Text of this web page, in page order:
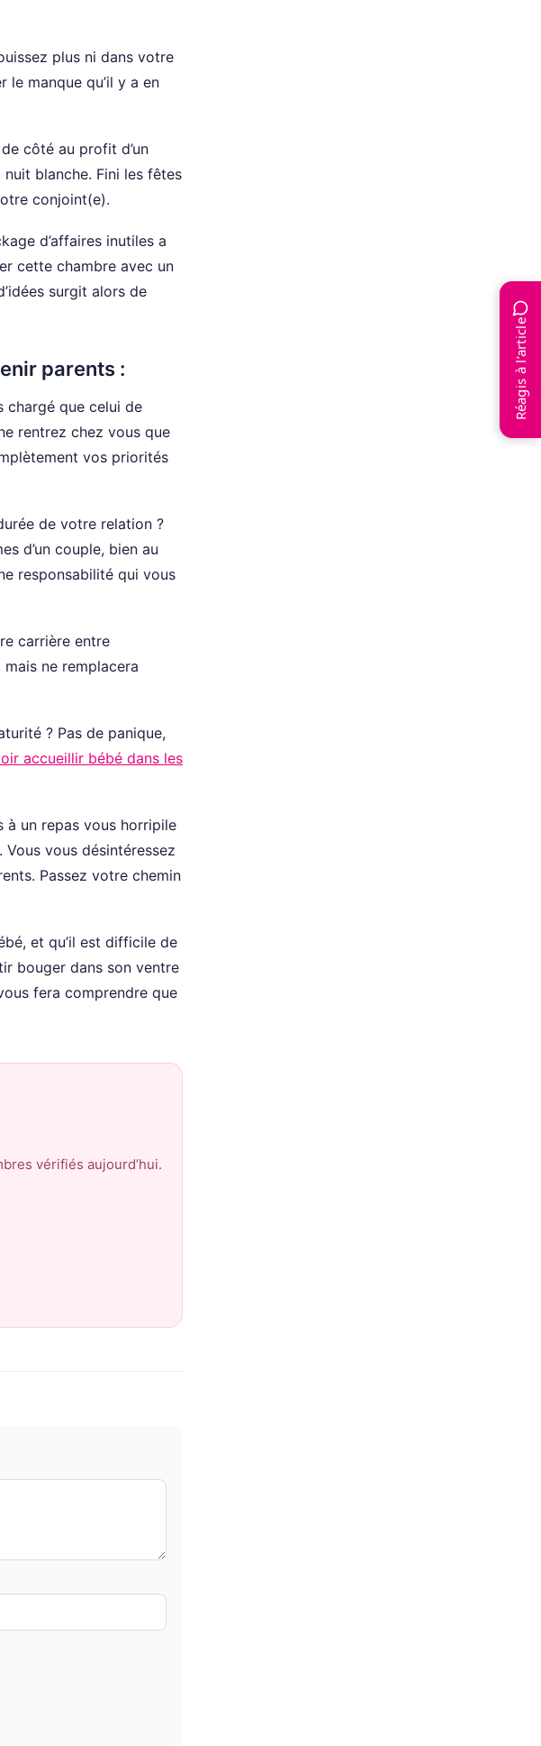
plus ni dans votre
le manque qu’il y a en
côté au profit d’un
blanche. Fini les fêtes
conjoint(e).
d’affaires inutiles a
cette chambre avec un
surgit alors de
parents :
chargé que celui de
rentrez chez vous que
vos priorités
de votre relation ?
d’un couple, bien au
responsabilité qui vous
carrière entre
ne remplacera
? Pas de panique,
accueillir bébé dans les
à un repas vous horripile
Vous vous désintéressez
Passez votre chemin
et qu’il est difficile de
bouger dans son ventre
fera comprendre que
vérifiés aujourd’hui.
Réagis à l’article